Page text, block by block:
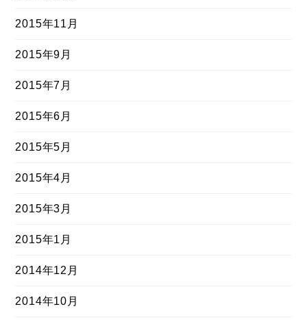
2015年11月
2015年9月
2015年7月
2015年6月
2015年5月
2015年4月
2015年3月
2015年1月
2014年12月
2014年10月